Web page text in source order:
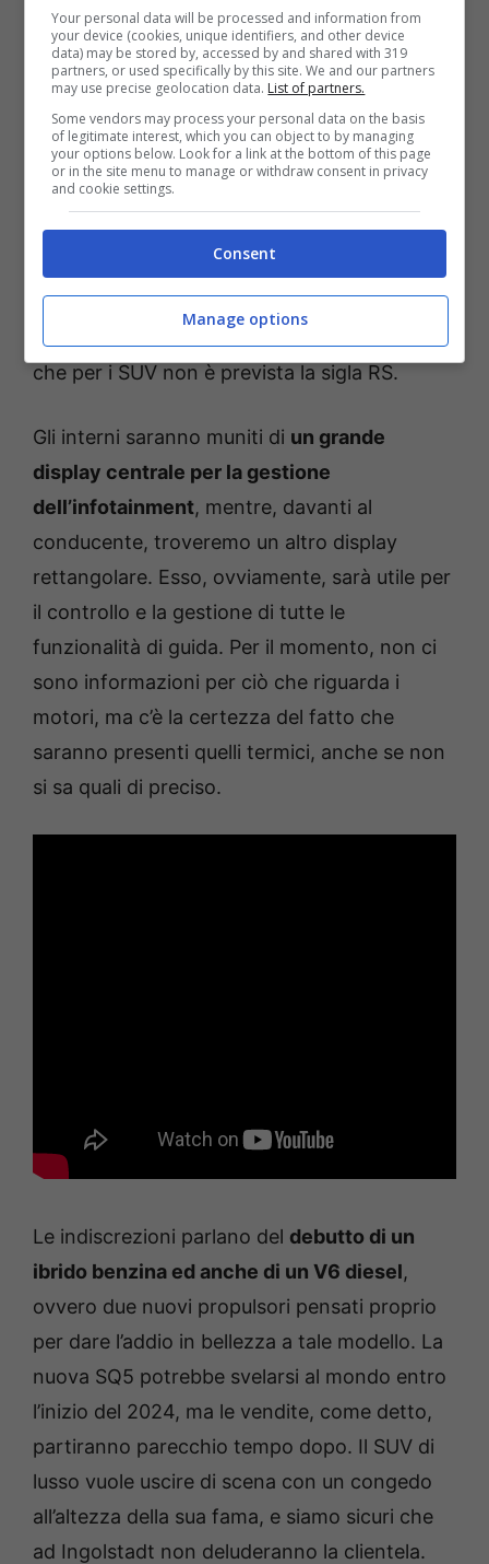
SUV Audi (YouTube) – Fuoristrada.it
Infatti,sarà l’ultimo anno in cui l’Audi metterà
a disposizione dei clienti vetture con motore
termico, per poi puntare tutto sulle batterie
dal 2026 in avanti. Tornando all’SQ5, ben
sappiamo che quella S davanti al nome della
vettura ci indica la versione più sportiva,
quella con maggiori prestazioni, dal momento
che per i SUV non è prevista la sigla RS.
Gli interni saranno muniti di un grande
display centrale per la gestione
dell’infotainment, mentre, davanti al
conducente, troveremo un altro display
rettangolare. Esso, ovviamente, sarà utile per
il controllo e la gestione di tutte le
funzionalità di guida. Per il momento, non ci
sono informazioni per ciò che riguarda i
motori, ma c’è la certezza del fatto che
saranno presenti quelli termici, anche se non
si sa quali di preciso.
Le indiscrezioni parlano del debutto di un
ibrido benzina ed anche di un V6 diesel,
ovvero due nuovi propulsori pensati proprio
per dare l’addio in bellezza a tale modello. La
nuova SQ5 potrebbe svelarsi al mondo entro
l’inizio del 2024, ma le vendite, come detto,
partiranno parecchio tempo dopo. Il SUV di
lusso vuole uscire di scena con un congedo
all’altezza della sua fama, e siamo sicuri che
ad Ingolstadt non deluderanno la clientela.
Your personal data will be processed and information from
your device (cookies, unique identifiers, and other device
data) may be stored by, accessed by and shared with 319
partners, or used specifically by this site. We and our partners
may use precise geolocation data. List of partners.
Some vendors may process your personal data on the basis
of legitimate interest, which you can object to by managing
your options below. Look for a link at the bottom of this page
or in the site menu to manage or withdraw consent in privacy
and cookie settings.
Consent
Manage options